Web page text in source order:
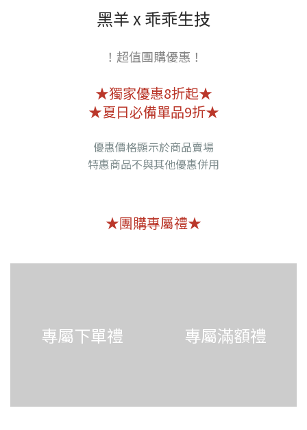
黑羊 x 乖乖生技
！超值團購優惠！
★獨家優惠8折起★
★夏日必備單品9折★
優惠價格顯示於商品賣場
特惠商品不與其他優惠併用
★團購專屬禮★
專屬下單禮 專屬滿額禮